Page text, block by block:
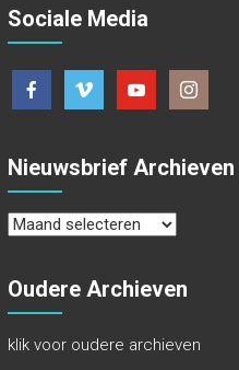
Sociale Media
Nieuwsbrief Archieven
Nieuwsbrief
Oudere Archieven
klik voor oudere archieven